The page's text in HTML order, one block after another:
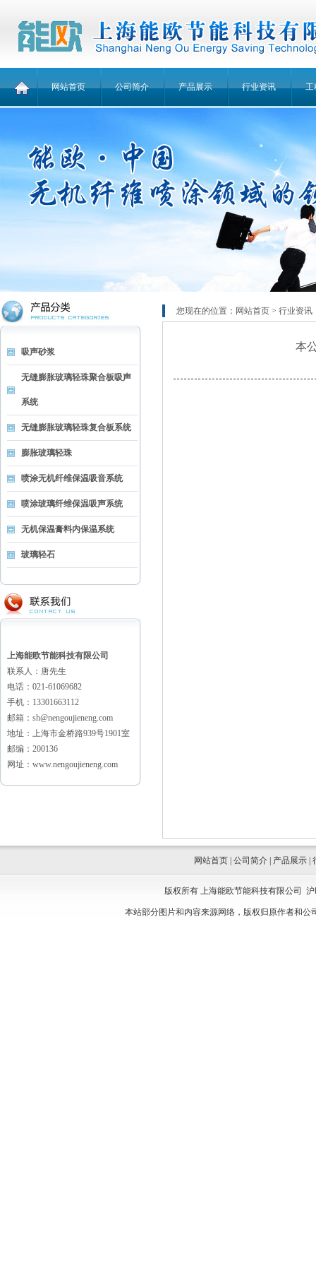
网站首页 公司简介 产品展示 行业资讯 工
吸声砂浆
无缝膨胀玻璃轻珠聚合板吸声
系统
无缝膨胀玻璃轻珠复合板系统
膨胀玻璃轻珠
喷涂无机纤维保温吸音系统
喷涂玻璃纤维保温吸声系统
无机保温膏料内保温系统
玻璃轻石
上海能欧节能科技有限公司
联系人：唐先生
电话：021-61069682
手机：13301663112
邮箱：sh@nengoujieneng.com
地址：上海市金桥路939号1901室
邮编：200136
网址：www.nengoujieneng.com
您现在的位置： 网站首页 > 行业资讯
本
网站首页 公司简介 产品展示
版权所有 上海能欧节能科技有限公司
本站部分图片和内容来源网络，版权归原作者和